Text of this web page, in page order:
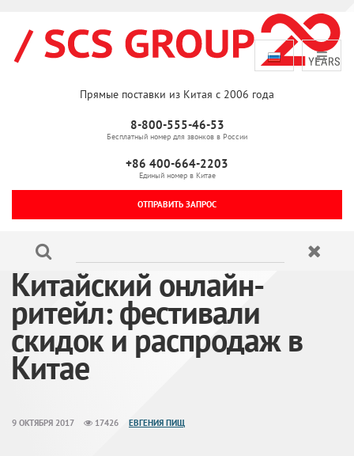
Прямые поставки из Китая с 2006 года
8-800-555-46-53
Бесплатный номер для звонков в России
+86 400-664-2203
Единый номер в Китае
ОТПРАВИТЬ ЗАПРОС
Китайский онлайн-
ритейл: фестивали
скидок и распродаж в
Китае
9 ОКТЯБРЯ 2017 17426 ЕВГЕНИЯ ПИЩ